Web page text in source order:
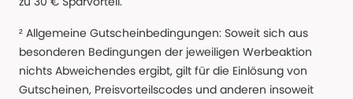
² Allgemeine Gutscheinbedingungen: Soweit sich aus
besonderen Bedingungen der jeweiligen Werbeaktion
nichts Abweichendes ergibt, gilt für die Einlösung von
Gutscheinen, Preisvorteilscodes und anderen insoweit